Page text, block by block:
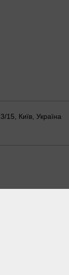
15, Київ, Україна